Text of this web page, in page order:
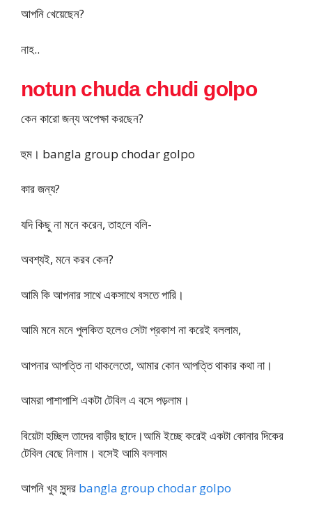
আপনি খেয়েছেন?
নাহ..
notun chuda chudi golpo
কেন কারো জন্য অপেক্ষা করছেন?
হুম। bangla group chodar golpo
কার জন্য?
যদি কিছু না মনে করেন, তাহলে বলি-
অবশ্যই, মনে করব কেন?
আমি কি আপনার সাথে একসাথে বসতে পারি।
আমি মনে মনে পুলকিত হলেও সেটা প্রকাশ না করেই বললাম,
আপনার আপত্তি না থাকলেতো, আমার কোন আপত্তি থাকার কথা না।
আমরা পাশাপাশি একটা টেবিল এ বসে পড়লাম।
বিয়েটা হচ্ছিল তাদের বাড়ীর ছাদে।আমি ইচ্ছে করেই একটা কোনার দিকের
টেবিল বেছে নিলাম। বসেই আমি বললাম
আপনি খুব সুন্দর bangla group chodar golpo